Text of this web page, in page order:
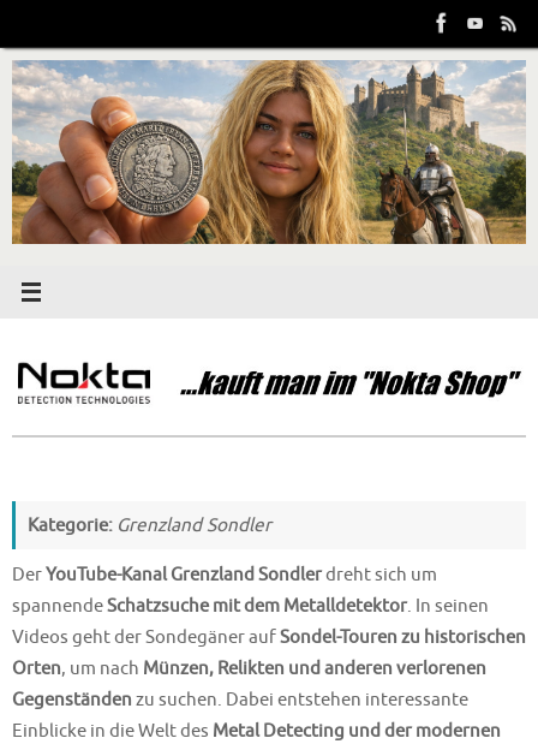
Inhalt
springen
Kategorie: Grenzland Sondler
DerYouTube-Kanal Grenzland Sondlerdreht sich um
spannendeSchatzsuche mit dem Metalldetektor. In seinen
Videos geht der Sondegäner aufSondel-Touren zu historischen
Orten, um nach Münzen, Relikten und anderen verlorenen
Gegenständen zu suchen. Dabei entstehen interessante
Einblicke in die Welt des Metal Detecting und der modernen